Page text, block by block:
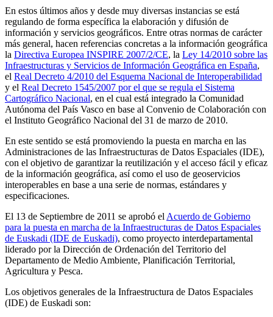
En estos últimos años y desde muy diversas instancias se está
regulando de forma específica la elaboración y difusión de
información y servicios geográficos. Entre otras normas de carácter
más general, hacen referencias concretas a la información geográfica
la Directiva Europea INSPIRE 2007/2/CE, la Ley 14/2010 sobre las
Infraestructuras y Servicios de Información Geográfica en España,
el Real Decreto 4/2010 del Esquema Nacional de Interoperabilidad
y el Real Decreto 1545/2007 por el que se regula el Sistema
Cartográfico Nacional, en el cual está integrado la Comunidad
Autónoma del País Vasco en base al Convenio de Colaboración con
el Instituto Geográfico Nacional del 31 de marzo de 2010.
En este sentido se está promoviendo la puesta en marcha en las
Administraciones de las Infraestructuras de Datos Espaciales (IDE),
con el objetivo de garantizar la reutilización y el acceso fácil y eficaz
de la información geográfica, así como el uso de geoservicios
interoperables en base a una serie de normas, estándares y
especificaciones.
El 13 de Septiembre de 2011 se aprobó el Acuerdo de Gobierno
para la puesta en marcha de la Infraestructuras de Datos Espaciales
de Euskadi (IDE de Euskadi), como proyecto interdepartamental
liderado por la Dirección de Ordenación del Territorio del
Departamento de Medio Ambiente, Planificación Territorial,
Agricultura y Pesca.
Los objetivos generales de la Infraestructura de Datos Espaciales
(IDE) de Euskadi son: